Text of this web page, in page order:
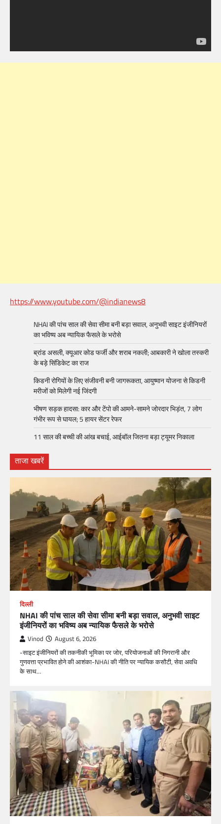
https://www.youtube.com/@indianews8
NHAI की पांच साल की सेवा सीमा बनी बड़ा सवाल, अनुभवी साइट इंजीनियरों
का भविष्य अब न्यायिक फैसले के भरोसे
ब्रांड असली, क्यूआर कोड फर्जी और शराब नकली; आबकारी ने खोला तस्करी
के बड़े सिंडिकेट का राज
किडनी रोगियों के लिए संजीवनी बनी जागरूकता, आयुष्मान योजना से किडनी
मरीजों को मिलेगी नई जिंदगी
भीषण सड़क हादसा: कार और टेंपो की आमने-सामने जोरदार भिड़ंत, 7 लोग
गंभीर रूप से घायल; 5 हायर सेंटर रेफर​
11 साल की बच्ची की आंख बचाई, आईबॉल जितना बड़ा ट्यूमर निकाला
ताजा खबरें
दिल्ली
NHAI की पांच साल की सेवा सीमा बनी बड़ा सवाल, अनुभवी साइट
इंजीनियरों का भविष्य अब न्यायिक फैसले के भरोसे
Vinod August 6, 2026
-साइट इंजीनियरों की तकनीकी भूमिका पर जोर, परियोजनाओं की निगरानी और
गुणवत्ता प्रभावित होने की आशंका-NHAI की नीति पर न्यायिक कसौटी, सेवा अवधि
के साथ…